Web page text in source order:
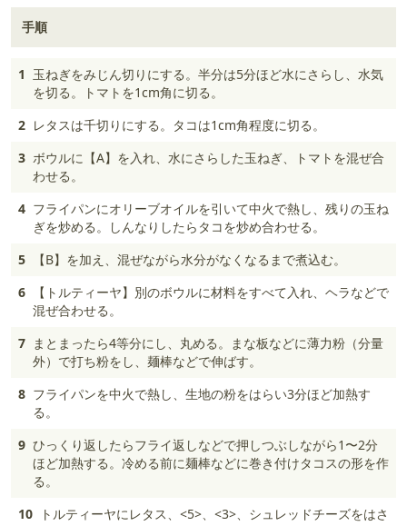
手順
1 玉ねぎをみじん切りにする。半分は5分ほど水にさらし、水気
を切る。トマトを1cm角に切る。
2 レタスは千切りにする。タコは1cm角程度に切る。
3 ボウルに【A】を入れ、水にさらした玉ねぎ、トマトを混ぜ合
わせる。
4 フライパンにオリーブオイルを引いて中火で熱し、残りの玉ね
ぎを炒める。しんなりしたらタコを炒め合わせる。
5
【B】を加え、混ぜながら水分がなくなるまで煮込む。
6
【トルティーヤ】別のボウルに材料をすべて入れ、ヘラなどで
混ぜ合わせる。
7 まとまったら4等分にし、丸める。まな板などに薄力粉（分量
外）で打ち粉をし、麺棒などで伸ばす。
8 フライパンを中火で熱し、生地の粉をはらい3分ほど加熱す
る。
9 ひっくり返したらフライ返しなどで押しつぶしながら1〜2分
ほど加熱する。冷める前に麺棒などに巻き付けタコスの形を作
る。
10
トルティーヤにレタス、<5>、<3>、シュレッドチーズをはさ